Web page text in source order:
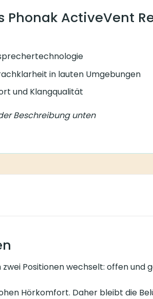
Phonak ActiveVent
in lauten Umgebungen
und Klangqualität
Beschreibung unten
Positionen wechselt: offen und
Hörkomfort. Daher bleibt die